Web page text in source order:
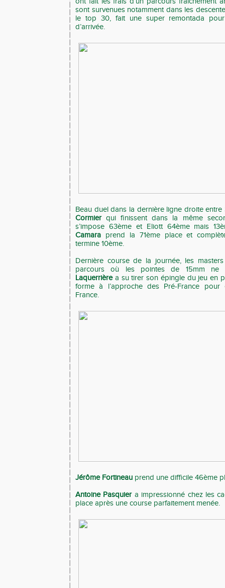
sont survenues notamment dans les
le top 30, fait une super remontada
d’arrivée.
Beau duel dans la dernière ligne droite entre
Cormierqui finissent dans la même
s’impose 63ème et Eliott 64ème mais
Camara prend la 71ème place et
termine 10ème.
Dernière course de la journée, les
parcours où les pointes de 15mm ne
Laquerrièrea su tirer son épingle du jeu en
forme à l’approche des Pré-France
France.
Jérôme Fortineau prend une difficile 46ème
Antoine Pasquiera impressionné chez les
place après une course parfaitement menée.